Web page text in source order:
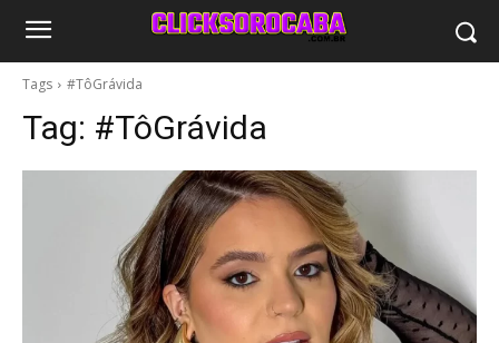
Tags #TôGrávida
Tag: #TôGrávida